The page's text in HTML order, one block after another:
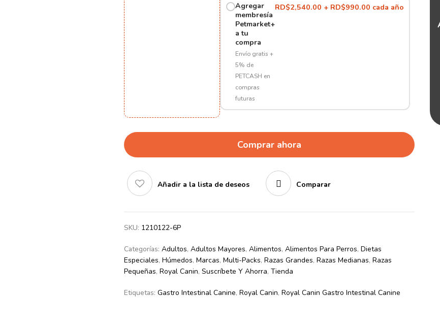
Agregar
membresía
Petmarket+
a tu
compra
Envío gratis +
5% de
PETCASH en
compras
futuras
RD$2,540.00 + RD$990.00 cada año
Comprar ahora
Añadir a la lista de deseos Comparar
SKU: 1210122-6P
Categorías: Adultos, Adultos Mayores, Alimentos, Alimentos Para Perros, Dietas
Especiales, Húmedos, Marcas, Multi-Packs, Razas Grandes, Razas Medianas, Razas
Pequeñas, Royal Canin, Suscríbete Y Ahorra, Tienda
Etiquetas: Gastro Intestinal Canine, Royal Canin, Royal Canin Gastro Intestinal Canine